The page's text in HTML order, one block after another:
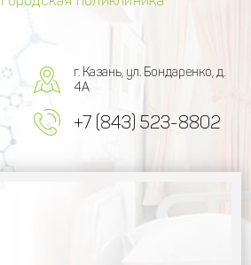
г. Казань, ул. Бондаренко, д.
4А
+7 (843) 523-8802